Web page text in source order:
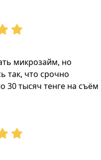
микрозайм, но
так, что срочно
30 тысяч тенге на съём